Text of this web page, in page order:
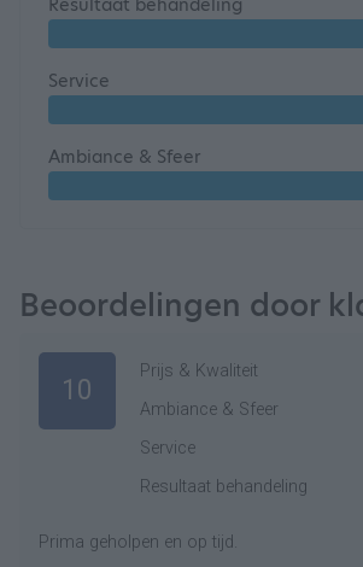
Resultaat behandeling
Service
Ambiance & Sfeer
Beoordelingen door
10
Prijs & Kwaliteit
Ambiance & Sfeer
Service
Resultaat behandeling
Prima geholpen en op tijd.